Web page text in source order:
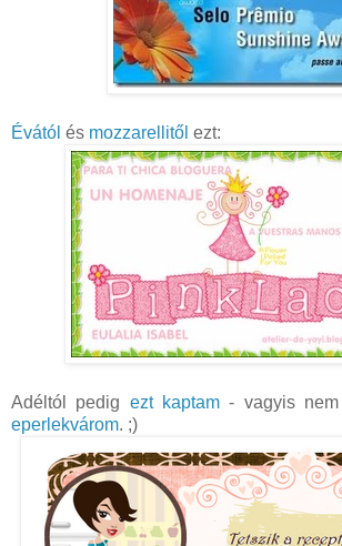
Évától és mozzarellitől ezt:
Adéltól pedig ezt kaptam- vagyis nem
eperlekvárom. ;)